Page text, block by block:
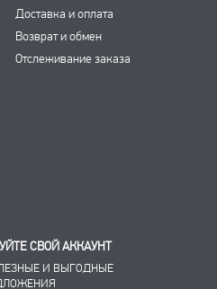
Доставка и оплата
Возврат и обмен
Отслеживание заказа
СВОЙ АККАУНТ
И ВЫГОДНЫЕ